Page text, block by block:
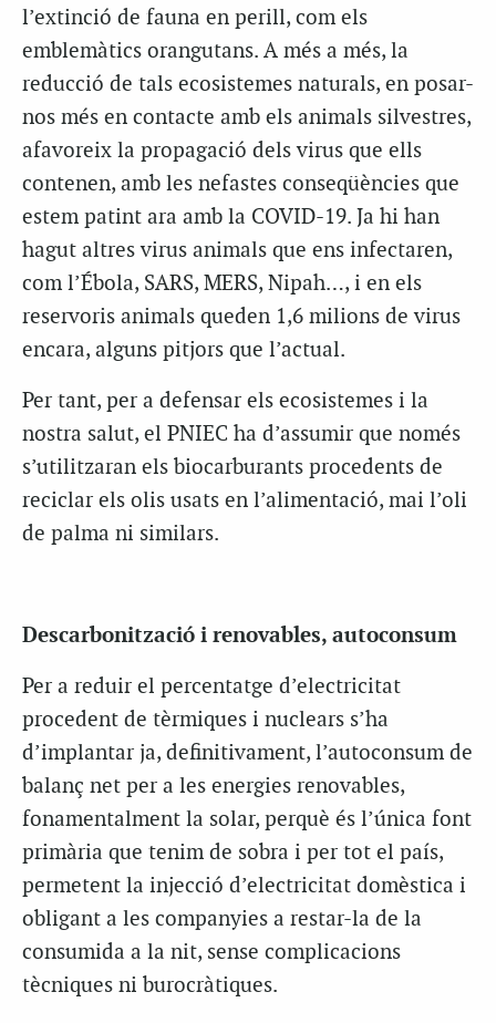
l’extinció de fauna en perill, com els
emblemàtics orangutans. A més a més, la
reducció de tals ecosistemes naturals, en posar-
nos més en contacte amb els animals silvestres,
afavoreix la propagació dels virus que ells
contenen, amb les nefastes conseqüències que
estem patint ara amb la COVID-19. Ja hi han
hagut altres virus animals que ens infectaren,
com l’Ébola, SARS, MERS, Nipah…, i en els
reservoris animals queden 1,6 milions de virus
encara, alguns pitjors que l’actual.
Per tant, per a defensar els ecosistemes i la
nostra salut, el PNIEC ha d’assumir que només
s’utilitzaran els biocarburants procedents de
reciclar els olis usats en l’alimentació, mai l’oli
de palma ni similars.
Descarbonització i renovables, autoconsum
Per a reduir el percentatge d’electricitat
procedent de tèrmiques i nuclears s’ha
d’implantar ja, definitivament, l’autoconsum de
balanç net per a les energies renovables,
fonamentalment la solar, perquè és l’única font
primària que tenim de sobra i per tot el país,
permetent la injecció d’electricitat domèstica i
obligant a les companyies a restar-la de la
consumida a la nit, sense complicacions
tècniques ni burocràtiques.